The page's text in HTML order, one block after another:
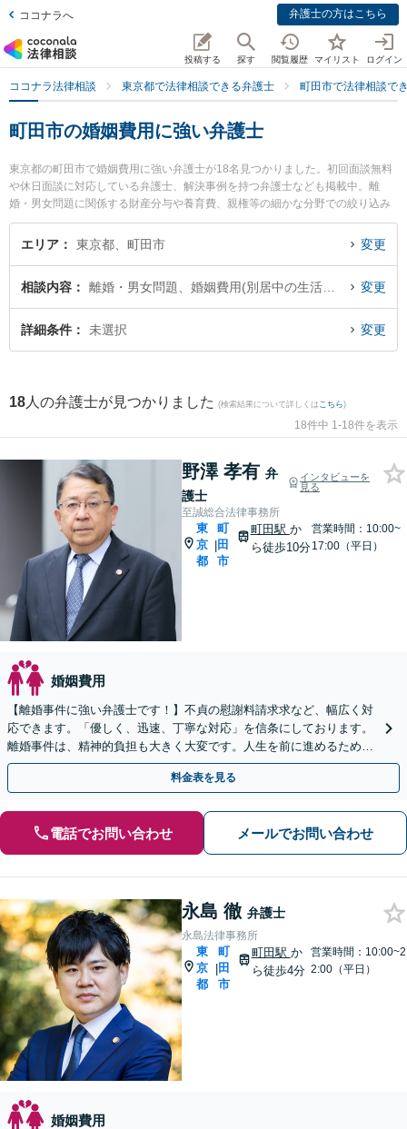
ココナラへ 弁護士の方はこちら
投稿する 探す 閲覧履歴 マイリスト ログイン
ココナラ法律相談 東京都で法律相談できる弁護士 町田市で法律相談で
町田市の婚姻費用に強い弁護士
東京都の町田市で婚姻費用に強い弁護士が18名見つかりました。初回面談無料
や休日面談に対応している弁護士、解決事例を持つ弁護士なども掲載中。離
婚・男女問題に関係する財産分与や養育費、親権等の細かな分野での絞り込み
検索もでき便利です。特に至誠総合法律事務所の野澤 孝有弁護士や永島法律事
務所の永島 徹弁護士、ベリーベスト法律事務所 町田オフィスの井川 智允弁護
『婚姻費用のトラブル解決の実績豊富な近くの弁護士を検索したい』『初回相
談無料で婚姻費用を法律相談できる町田市内の弁護士に相談予約したい』など
でお困りの相談者さんにおすすめです。
エリア 東京都、町田市 変更
相談内容 変更
詳細条件 未選択 変更
18 人の弁護士が見つかりました (検索結果について詳しくは こちら)
18件中 1-18件を表示
野澤 孝有 弁
護士
インタビューを
見る
至誠総合法律事務所
東
京
都
|
町
田
市
町田駅 か
ら徒歩10分
営業時間：10:00~
17:00（平日）
婚姻費用
【離婚事件に強い弁護士です！】不貞の慰謝料請求求など、幅広く対
応できます。「優しく、迅速、丁寧な対応」を信条にしております。
離婚事件は、精神的負担も大きく大変です。人生を前に進めるために
も、一緒に考えましょう。ぜひ一度ご相談ください。
料金表を見る
電話でお問い合わせ メールでお問い合わせ
永島 徹 弁護士
永島法律事務所
東
京
都
|
町
田
市
町田駅 か
ら徒歩4分
営業時間：10:00~2
2:00（平日）
婚姻費用